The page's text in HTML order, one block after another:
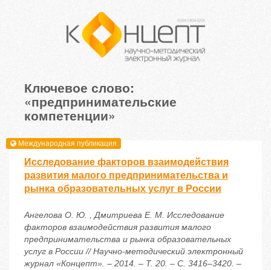
Ключевое слово:
«предпринимательские
компетенции»
Международная публикация
Исследование факторов взаимодействия
развития малого предпринимательства и
рынка образовательных услуг в России
Ангелова О. Ю. , Дмитриева Е. М. Исследование
факторов взаимодействия развития малого
предпринимательства и рынка образовательных
услуг в России // Научно-методический электронный
журнал «Концепт». – 2014. – Т. 20. – С. 3416–3420. –